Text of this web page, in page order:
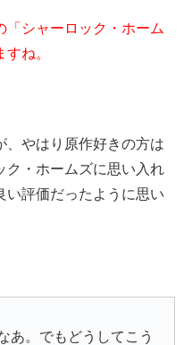
「シャーロック・ホーム
ね。
、やはり原作好きの方は
ク・ホームズに思い入れ
い評価だったように思い
あ。でもどうしてこう